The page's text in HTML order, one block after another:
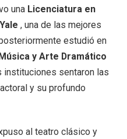
una Licenciatura en
, una de las mejores
estudió en
y Arte Dramático
instituciones sentaron las
y su profundo
al teatro clásico y